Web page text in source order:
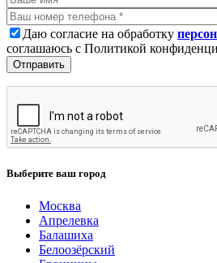
Даю согласие на обработку
соглашаюсь с Политикой
Выберите ваш город
Москва
Апрелевка
Балашиха
Белоозёрский